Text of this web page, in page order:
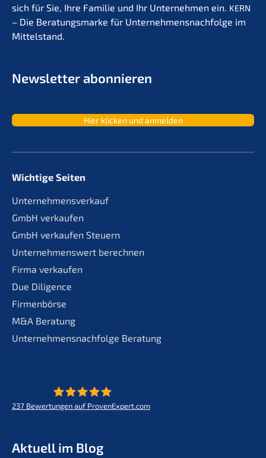
sich für Sie, Ihre Familie und Ihr Unter­neh­men ein. KERN
– Die Beratungs­mar­ke für Unternehmens­nachfolge im
Mittelstand.
Newslet­ter abonnieren
Hier klicken und anmelden
Wichtige Seiten
Unternehmensverkauf
GmbH verkaufen
GmbH verkaufen Steuern
Unternehmenswert berechnen
Firma verkaufen
Due Diligence
Firmenbörse
M&A Beratung
Unternehmensnachfolge Beratung
237 Bewertungen auf ProvenExpert.com
Aktuell im Blog